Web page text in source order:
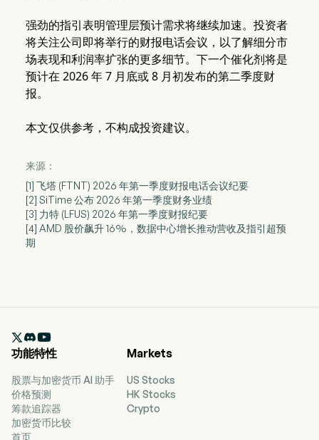
强劲的指引表明管理层预计需求将继续加速。投资者
将关注公司即将举行的财报电话会议，以了解细分市
场表现和利润率扩张的更多细节。下一个催化剂将是
预计在 2026 年 7 月底或 8 月初发布的第二季度财
报。
本文仅供参考，不构成投资建议。
来源：
[1] 飞塔 (FTNT) 2026 年第一季度财报电话会议纪要
[2] SiTime 公布 2026 年第一季度财务业绩
[3] 力特 (LFUS) 2026 年第一季度财报纪要
[4] AMD 股价飙升 16%，数据中心增长推动营收及指引超预
期

功能特性
股票与加密货币 AI 助手
价格预测
筹款追踪器
加密货币比较
首页
Markets
US Stocks
HK Stocks
Crypto